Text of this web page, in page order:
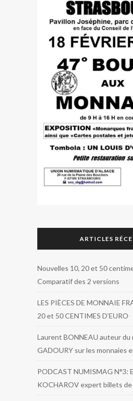
ARTICLES
Nouvelles 10, 20 et 50
Comparatif des 2 versions
LES PIÈCES DE MONNAIE
20 et 50 CENTIMES D’EURO
Laurent BONNEAU auteur du
GADOURY sur les monnaies
PODCAST NUMISMAG N°3:
KOCHAROV expert billets